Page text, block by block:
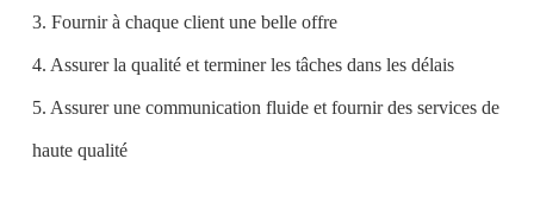
3. Fournir à chaque client une belle offre
4. Assurer la qualité et terminer les tâches dans les délais
5. Assurer une communication fluide et fournir des services de
haute qualité